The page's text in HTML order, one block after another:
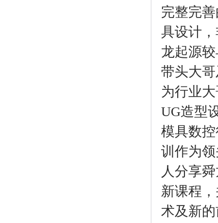
完整完
具设计
龙起源
带头大
为行业
UG造型
模具数
训作为
人分享
新课程
术及新